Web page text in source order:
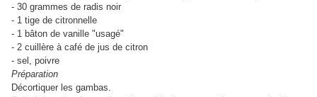
- 30 grammes de radis noir
- 1 tige de citronnelle
- 1 bâton de vanille "usagé"
- 2 cuillère à café de jus de citron
- sel, poivre
Préparation
Décortiquer les gambas.